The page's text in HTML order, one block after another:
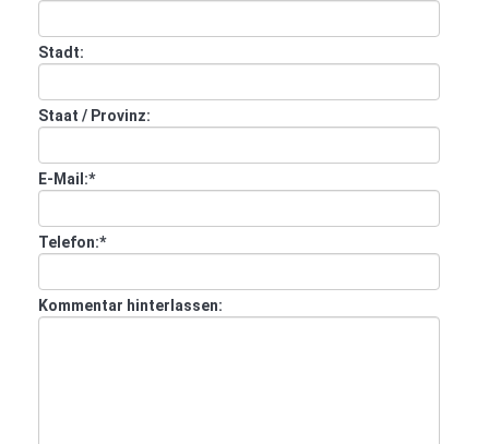
Stadt:
Staat / Provinz:
E-Mail:*
Telefon:*
Kommentar hinterlassen: